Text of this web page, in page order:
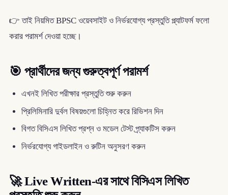
👉 তাই নিয়মিত BPSC ওয়েবসাইট ও নির্ভরযোগ্য প্রস্তুতি প্ল্যাটফর্ম ফলো
করার পরামর্শ দেওয়া হচ্ছে।
🎯 প্রার্থীদের জন্য গুরুত্বপূর্ণ পরামর্শ
এখনই লিখিত পরীক্ষার প্রস্তুতি শুরু করুন
প্রিলিমিনারি দুর্বল বিষয়গুলো চিহ্নিত করে রিভিশন দিন
বিগত বিসিএস লিখিত প্রশ্ন ও মডেল টেস্ট প্র্যাকটিস করুন
নির্ভরযোগ্য গাইডলাইন ও রুটিন অনুসরণ করুন
🚀 Live Written-এর সাথে বিসিএস লিখিত